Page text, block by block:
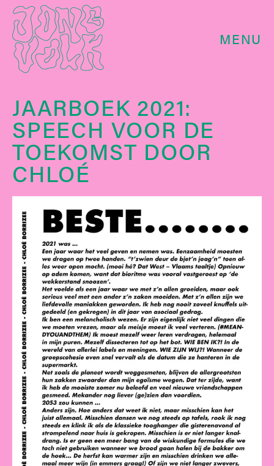
MENU
JAARBOEK 2021:
SPEECH VOOR DE
TOEKOMST DOOR
CHLOÉ